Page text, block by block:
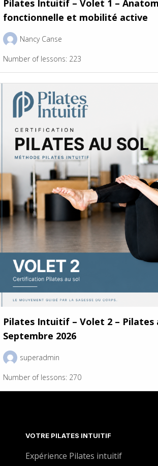
Pilates Intuitif – Volet 1 –
fonctionnelle et mobilité active
Nancy Canse
Number of lessons: 223
Pilates Intuitif – Volet 2 – Pilates
Septembre 2026
superadmin
Number of lessons: 270
VOTRE PILATES INTUITIF
Expérience Pilates intuitif